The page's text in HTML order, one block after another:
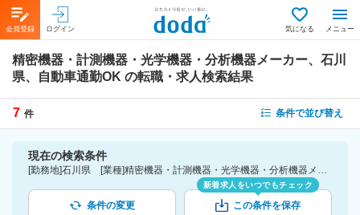
会員登録 ログイン 気になる メニュー
精密機器・計測機器・光学機器・分析機器メーカー、石川
県、自動車通勤OK の転職・求人検索結果
7 件 条件で並び替え
現在の検索条件
[勤務地]石川県 [業種]精密機器・計測機器・光学機器・分析機器メーカー-メーカー（機械・電気）業界 [詳細条件](会社・職場の環境)自動車通勤OK
条件の変更
新着求人をいつでもチェック
この条件を保存